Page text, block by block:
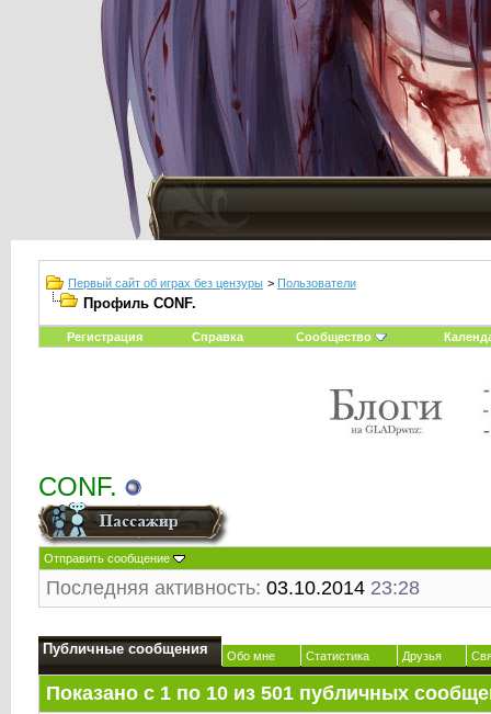
Первый сайт об играх без цензуры > Пользователи
Профиль CONF.
Регистрация Справка Сообщество
CONF.
Отправить сообщение
Последняя активность: 03.10.2014 23:28
Публичные сообщения Обо мне Статистика Друзья
Показано с 1 по 10из 501публичных